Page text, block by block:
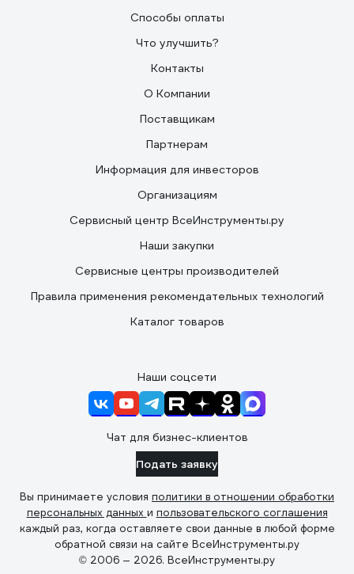
Способы оплаты
Что улучшить?
Контакты
О Компании
Поставщикам
Партнерам
Информация для инвесторов
Организациям
Сервисный центр ВсеИнструменты.ру
Наши закупки
Сервисные центры производителей
Правила применения рекомендательных технологий
Каталог товаров
Наши соцсети
Чат для бизнес-клиентов
Подать заявку
Вы принимаете условия политики в отношении обработки
персональных данных и пользовательского соглашения
каждый раз, когда оставляете свои данные в любой форме
обратной связи на сайте ВсеИнструменты.ру
© 2006 — 2026. ВсеИнструменты.ру